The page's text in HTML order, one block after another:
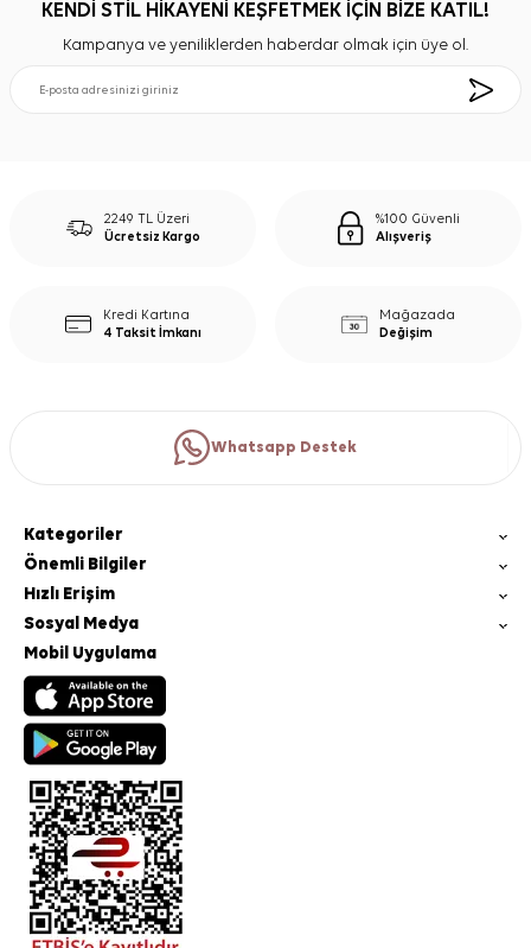
KENDİ STİL HİKAYENİ KEŞFETMEK İÇİN BİZE KATIL!
Kampanya ve yeniliklerden haberdar olmak için üye ol.
2249 TL Üzeri
Ücretsiz Kargo
%100 Güvenli
Alışveriş
Kredi Kartına
4 Taksit İmkanı
Mağazada
Değişim
Whatsapp Destek
Kategoriler
Önemli Bilgiler
Hızlı Erişim
Sosyal Medya
Mobil Uygulama